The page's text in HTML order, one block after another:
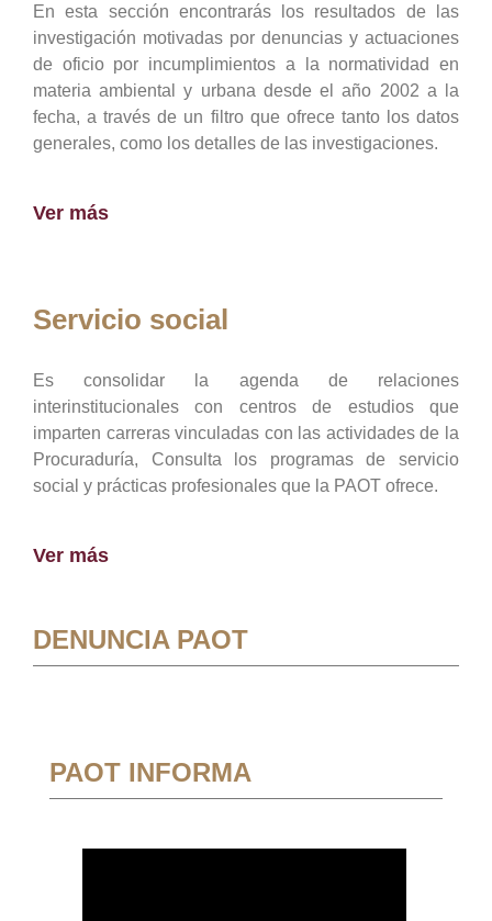
En esta sección encontrarás los resultados de las
investigación motivadas por denuncias y actuaciones
de oficio por incumplimientos a la normatividad en
materia ambiental y urbana desde el año 2002 a la
fecha, a través de un filtro que ofrece tanto los datos
generales, como los detalles de las investigaciones.
Ver más
Servicio social
Es consolidar la agenda de relaciones
interinstitucionales con centros de estudios que
imparten carreras vinculadas con las actividades de la
Procuraduría, Consulta los programas de servicio
social y prácticas profesionales que la PAOT ofrece.
Ver más
DENUNCIA PAOT
PAOT INFORMA